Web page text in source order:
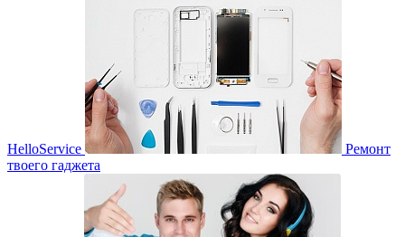
HelloService
Ремонт
твоего гаджета